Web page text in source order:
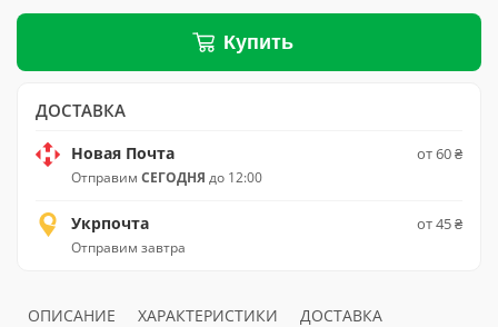
Купить
ДОСТАВКА
Новая Почта
Отправим СЕГОДНЯ до 12:00
от 60 ₴
Укрпочта
Отправим завтра
от 45 ₴
ОПИСАНИЕ ХАРАКТЕРИСТИКИ ДОСТАВКА